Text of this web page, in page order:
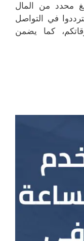
محدد من المال
في التواصل
كما يضمن